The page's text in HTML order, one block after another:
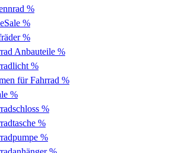
%
Sale %
%
Anbauteile %
%
für Fahrrad %
%
%
%
%